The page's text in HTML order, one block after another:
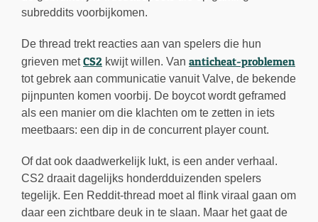
subreddits voorbijkomen.
De thread trekt reacties aan van spelers die hun
grieven metCS2 kwijt willen. Van anticheat-problemen
tot gebrek aan communicatie vanuit Valve, de bekende
pijnpunten komen voorbij. De boycot wordt geframed
als een manier om die klachten om te zetten in iets
meetbaars: een dip in de concurrent player count.
Of dat ook daadwerkelijk lukt, is een ander verhaal.
CS2 draait dagelijks honderdduizenden spelers
tegelijk. Een Reddit-thread moet al flink viraal gaan om
daar een zichtbare deuk in te slaan. Maar het gaat de